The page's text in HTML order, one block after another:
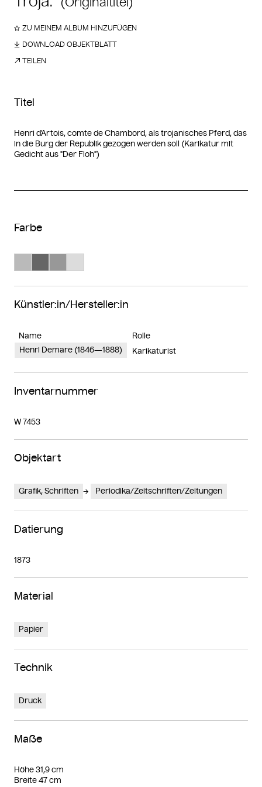
ZU MEINEM ALBUM HINZUFÜGEN
DOWNLOAD OBJEKTBLATT
TEILEN
Titel
Henri d'Artois, comte de Chambord, als trojanisches Pferd, das
in die Burg der Republik gezogen werden soll (Karikatur mit
Gedicht aus "Der Floh")
Farbe
Künstler:in/Hersteller:in
Name
Rolle
Henri Demare (1846—1888)
Karikaturist
Inventarnummer
W 7453
Objektart
Grafik, Schriften Periodika/Zeitschriften/Zeitungen
Datierung
1873
Material
Papier
Technik
Druck
Maße
Höhe 31,9 cm
Breite 47 cm